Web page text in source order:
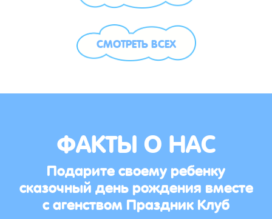
СМОТРЕТЬ ВСЕХ
ФАКТЫ О НАС
Подарите своему ребенку
сказочный день рождения вместе
с агенством Праздник Клуб